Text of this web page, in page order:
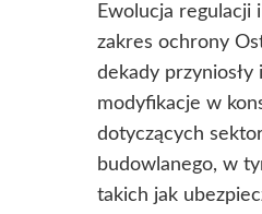
Ewolucja regulacji
zakres ochrony
dekady przyniosły
modyfikacje w
dotyczących
budowlanego, w
takich jak